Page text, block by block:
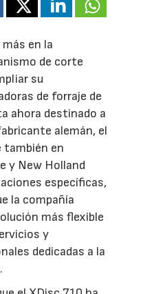
en la
de corte
su
de forraje de
ahora destinado a
alemán, el
también en
y New Holland
específicas,
la compañía
más flexible
y
dedicadas a la